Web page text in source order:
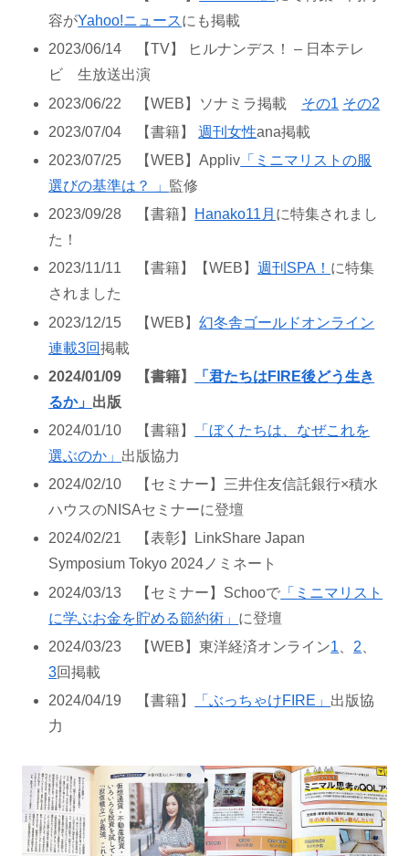
容がYahoo!ニュースにも掲載
2023/06/14 【TV】 ヒルナンデス！ – 日本テレ
ビ 生放送出演
2023/06/22 【WEB】ソナミラ掲載 その1 その2
2023/07/04 【書籍】週刊女性ana掲載
2023/07/25 【WEB】Appliv 「ミニマリストの服
選びの基準は？ 」 監修
2023/09/28 【書籍】
Hanako11月 に特集されまし
た！
2023/11/11 【書籍】【WEB】週刊SPA！ に特集
されました
2023/12/15 【WEB】幻冬舎ゴールドオンライン
連載3回掲載
2024/01/09 【書籍】
「君たちはFIRE後どう生き
るか」 出版
2024/01/10 【書籍】
「ぼくたちは、なぜこれを
選ぶのか」 出版協力
2024/02/10 【セミナー】三井住友信託銀行×積水
ハウスのNISAセミナーに登壇
2024/02/21 【表彰】LinkShare Japan
Symposium Tokyo 2024ノミネート
2024/03/13 【セミナー】Schooで 「ミニマリスト
に学ぶお金を貯める節約術」 に登壇
2024/03/23 【WEB】東洋経済オンライン1 2
3回掲載
2024/04/19 【書籍】
「ぶっちゃけFIRE」 出版協
力